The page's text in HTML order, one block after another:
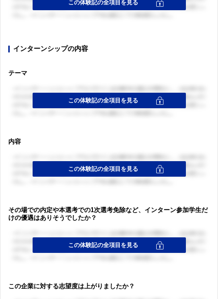
インターンシップの内容
テーマ
内容
その場での内定や本選考での1次選考免除など、インターン参加学生だ
けの優遇はありそうでしたか？
この企業に対する志望度は上がりましたか？